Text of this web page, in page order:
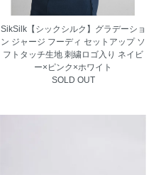
SikSilk【シックシルク】グラデーショ
ン ジャージ フーディ セットアップ ソ
フトタッチ生地 刺繍ロゴ入り ネイビ
ー×ピンク×ホワイト
SOLD OUT